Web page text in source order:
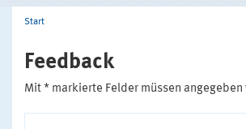
Start
Feedback
Mit * markierte Felder müssen angegeben